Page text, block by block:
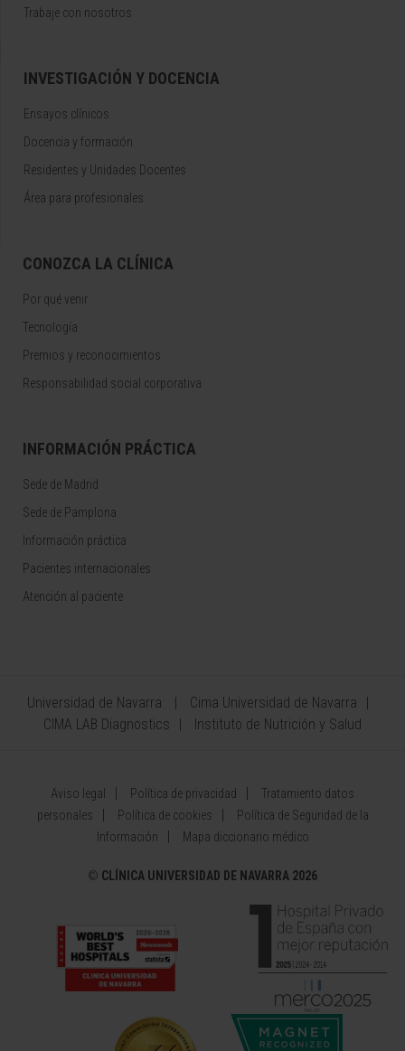
Trabaje con nosotros
INVESTIGACIÓN Y DOCENCIA
Ensayos clínicos
Docencia y formación
Residentes y Unidades Docentes
Área para profesionales
CONOZCA LA CLÍNICA
Por qué venir
Tecnología
Premios y reconocimientos
Responsabilidad social corporativa
INFORMACIÓN PRÁCTICA
Sede de Madrid
Sede de Pamplona
Información práctica
Pacientes internacionales
Atención al paciente
Universidad de Navarra
Cima Universidad de Navarra
CIMA LAB Diagnostics
Instituto de Nutrición y Salud
Aviso legal Política de privacidad
Tratamiento datos
personales
Política de cookies
Política de Seguridad de la
Información
Mapa diccionario médico
© CLÍNICA UNIVERSIDAD DE NAVARRA 2026